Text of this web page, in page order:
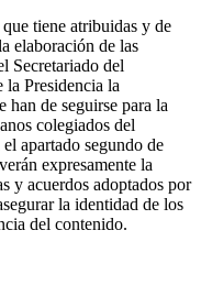
tiene atribuidas y de
elaboración de las
Secretariado del
Presidencia la
han de seguirse para la
colegiados del
apartado segundo de
expresamente la
y acuerdos adoptados por
la identidad de los
del contenido.